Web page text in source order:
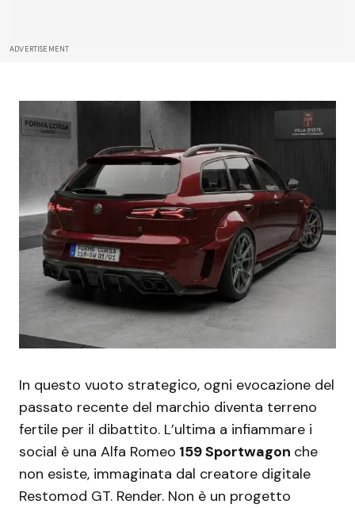
ADVERTISEMENT
In questo vuoto strategico, ogni evocazione del
passato recente del marchio diventa terreno
fertile per il dibattito. L’ultima a infiammare i
social è una Alfa Romeo 159 Sportwagon che
non esiste, immaginata dal creatore digitale
Restomod GT. Render. Non è un progetto